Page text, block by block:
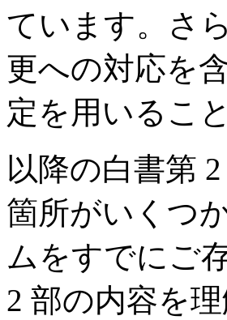
ています。さ
更への対応を
定を用いるこ
以降の白書第
箇所がいくつ
ムをすでにご
2 部の内容を